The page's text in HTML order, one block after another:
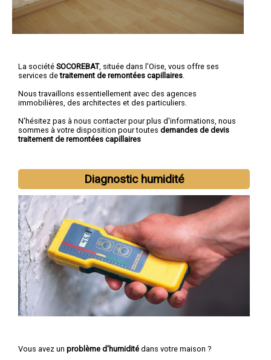
La société SOCOREBAT, située dans l'Oise, vous offre ses
services detraitement de remontées capillaires
Nous travaillons essentiellement avec des agences
immobilières, des architectes et des particuliers.
N'hésitez pas à nous contacter pour plus d'informations, nous
sommes à votre disposition pour toutes demandes de devis
traitement de remontées capillaires
Diagnostic humidité
Vous avez un problème d'humidité dans votre maison ?